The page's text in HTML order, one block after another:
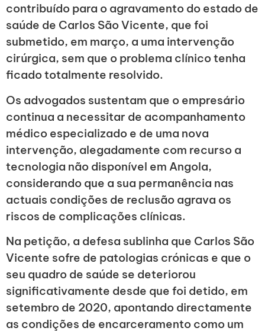
contribuído para o agravamento do estado de
saúde de Carlos São Vicente, que foi
submetido, em março, a uma intervenção
cirúrgica, sem que o problema clínico tenha
ficado totalmente resolvido.
Os advogados sustentam que o empresário
continua a necessitar de acompanhamento
médico especializado e de uma nova
intervenção, alegadamente com recurso a
tecnologia não disponível em Angola,
considerando que a sua permanência nas
actuais condições de reclusão agrava os
riscos de complicações clínicas.
Na petição, a defesa sublinha que Carlos São
Vicente sofre de patologias crónicas e que o
seu quadro de saúde se deteriorou
significativamente desde que foi detido, em
setembro de 2020, apontando directamente
as condições de encarceramento como um